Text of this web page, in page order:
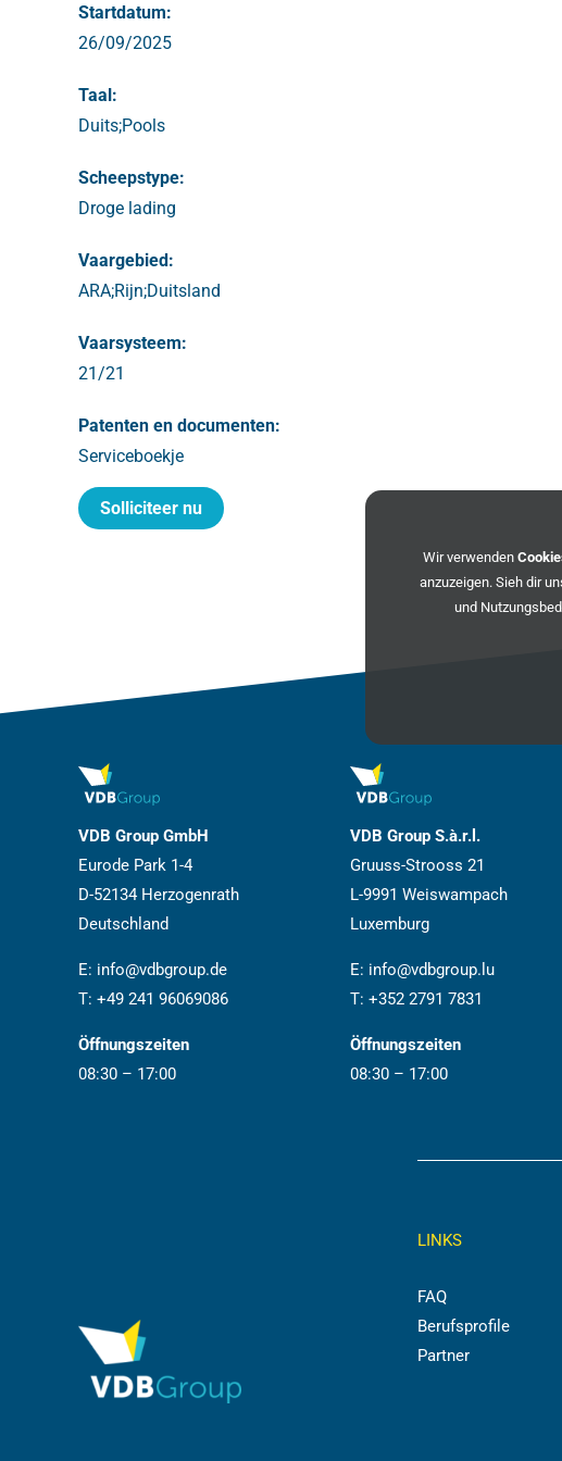
Startdatum:
26/09/2025
Taal:
Duits;Pools
Scheepstype:
Droge lading
Vaargebied:
ARA;Rijn;Duitsland
Vaarsysteem:
21/21
Patenten en documenten:
Serviceboekje
Solliciteer nu
VDB Group GmbH
Eurode Park 1-4
D-52134 Herzogenrath
Deutschland
E: info@vdbgroup.de
T: +49 241 96069086
Öffnungszeiten
08:30 – 17:00
VDB Group S.à.r.l.
Gruuss-Strooss 21
L-9991 Weiswampach
Luxemburg
E: info@vdbgroup.lu
T: +352 2791 7831
Öffnungszeiten
08:30 – 17:00
LINKS
FAQ
Berufsprofile
Partner
Wir verwenden
anzuzeigen. Sieh dir
und